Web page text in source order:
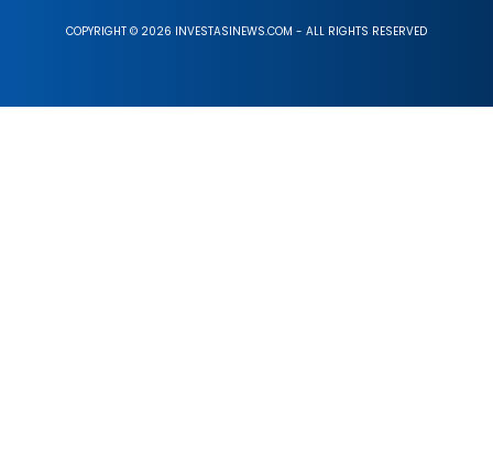
COPYRIGHT © 2026 INVESTASINEWS.COM - ALL RIGHTS RESERVED